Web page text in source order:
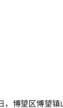
博望区博望镇